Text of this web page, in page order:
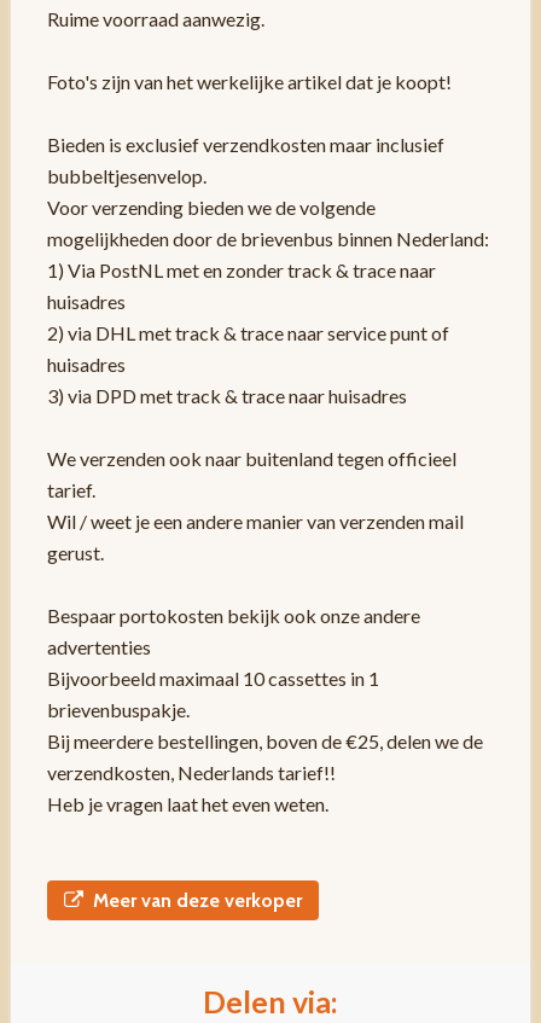
Ruime voorraad aanwezig.
Foto's zijn van het werkelijke artikel dat je koopt!
Bieden is exclusief verzendkosten maar inclusief
bubbeltjesenvelop.
Voor verzending bieden we de volgende
mogelijkheden door de brievenbus binnen Nederland:
1) Via PostNL met en zonder track & trace naar
huisadres
2) via DHL met track & trace naar service punt of
huisadres
3) via DPD met track & trace naar huisadres
We verzenden ook naar buitenland tegen officieel
tarief.
Wil / weet je een andere manier van verzenden mail
gerust.
Bespaar portokosten bekijk ook onze andere
advertenties
Bijvoorbeeld maximaal 10 cassettes in 1
brievenbuspakje.
Bij meerdere bestellingen, boven de €25, delen we de
verzendkosten, Nederlands tarief!!
Heb je vragen laat het even weten.
Meer van deze verkoper
Delen via: